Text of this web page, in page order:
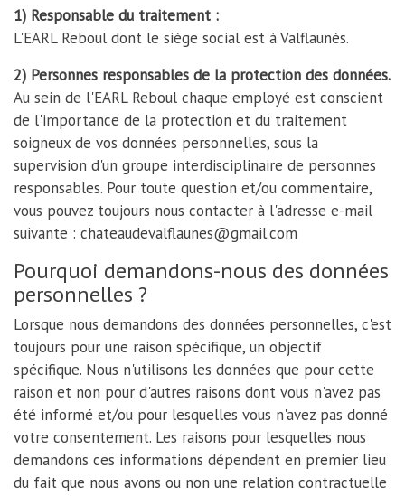
1) Responsable du traitement :
L'EARL Reboul dont le siège social est à Valflaunès.
2) Personnes responsables de la protection des données.
Au sein de l'EARL Reboul chaque employé est conscient
de l'importance de la protection et du traitement
soigneux de vos données personnelles, sous la
supervision d'un groupe interdisciplinaire de personnes
responsables. Pour toute question et/ou commentaire,
vous pouvez toujours nous contacter à l'adresse e-mail
suivante : chateaudevalflaunes@gmail.com
Pourquoi demandons-nous des données
personnelles ?
Lorsque nous demandons des données personnelles, c'est
toujours pour une raison spécifique, un objectif
spécifique. Nous n'utilisons les données que pour cette
raison et non pour d'autres raisons dont vous n'avez pas
été informé et/ou pour lesquelles vous n'avez pas donné
votre consentement. Les raisons pour lesquelles nous
demandons ces informations dépendent en premier lieu
du fait que nous avons ou non une relation contractuelle